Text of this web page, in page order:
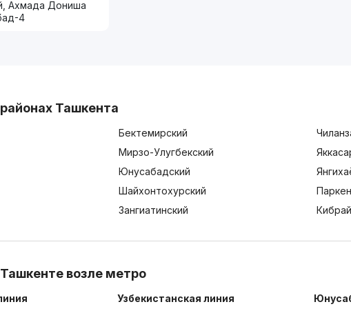
Ахмада Дониша
4
Ташкента
Бектемирский
Мирзо-Улугбекский
Юнусабадский
Шайхонтохурский
Зангиатинский
возле метро
Узбекистанская линия